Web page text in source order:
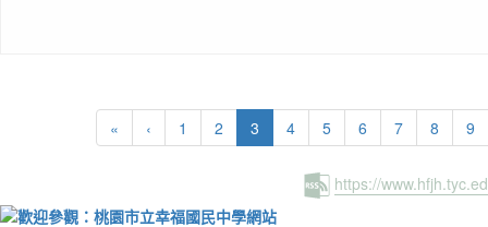
« ‹ 1 2 3(current)
4 5 6 7 8 9
https://